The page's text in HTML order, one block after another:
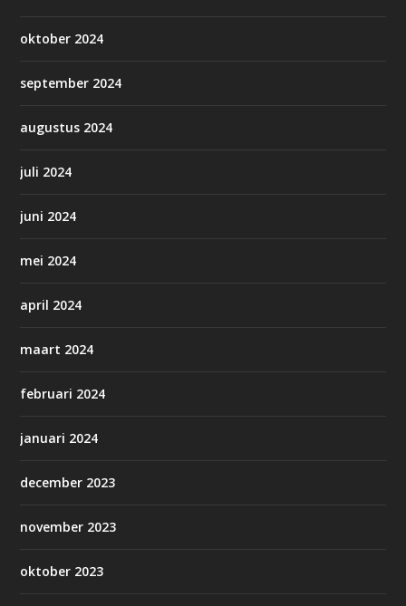
oktober 2024
september 2024
augustus 2024
juli 2024
juni 2024
mei 2024
april 2024
maart 2024
februari 2024
januari 2024
december 2023
november 2023
oktober 2023